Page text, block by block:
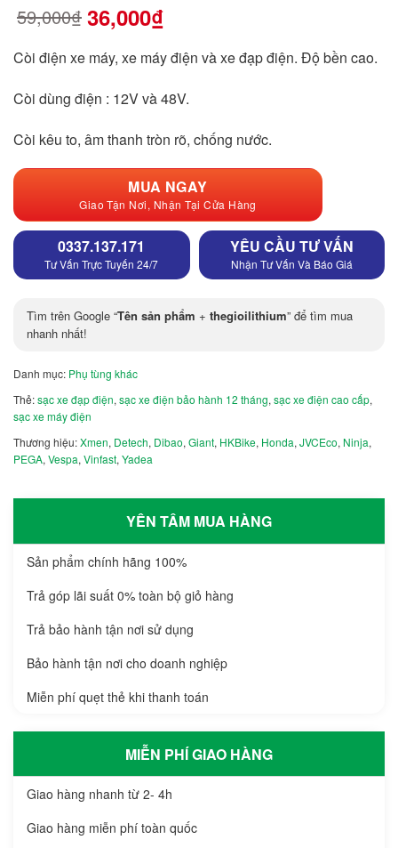
59,000₫
Giá
59,000₫.
36,000₫
Giá
hiện
là:
36,000₫.
Còi điện xe máy, xe máy điện và xe đạp điện. Độ bền cao.
Còi dùng điện : 12V và 48V.
Còi kêu to, âm thanh tròn rõ, chống nước.
MUA NGAY
Giao Tận Nơi, Nhận Tại Cửa Hàng
0337.137.171
Tư Vấn Trực Tuyến 24/7
YÊU CẦU TƯ VẤN
Nhận Tư Vấn Và Báo Giá
Tìm trên Google “Tên sản phẩm + thegioilithium” để tìm mua
nhanh nhất!
Danh mục: Phụ tùng khác
Thẻ:sạc xe đạp điện, sạc xe điện bảo hành 12 tháng, sạc xe điện cao cấp,
sạc xe máy điện
Thương hiệu:Xmen, Detech, Dibao, Giant, HKBike, Honda, JVCEco, Ninja,
PEGA, Vespa, Vinfast, Yadea
YÊN TÂM MUA HÀNG
Sản phẩm chính hãng 100%
Trả góp lãi suất 0% toàn bộ giỏ hàng
Trả bảo hành tận nơi sử dụng
Bảo hành tận nơi cho doanh nghiệp
Miễn phí quẹt thẻ khi thanh toán
MIỄN PHÍ GIAO HÀNG
Giao hàng nhanh từ 2- 4h
Giao hàng miễn phí toàn quốc